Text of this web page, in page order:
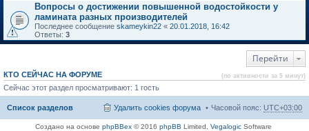
Вопросы о достижении повышенной водостойкости у
ламината разных производителей
Последнее сообщение skameykin22 « 20.01.2018, 16:42
Ответы: 3
Перейти
КТО СЕЙЧАС НА ФОРУМЕ (по активности за 5 минут)
Сейчас этот раздел просматривают: 1 гость
Список разделов Часовой пояс: UTC+03:00
Удалить cookies форума
Создано на основе phpBBex© 2016 phpBB Limited, VegalogicSoftware